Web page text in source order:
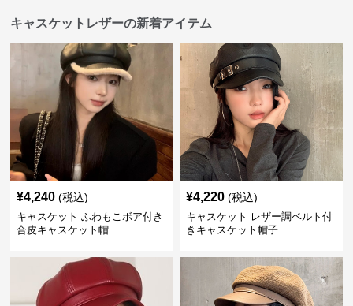
キャスケットレザーの新着アイテム
¥4,240 (税込)
キャスケット ふわもこボア付き
合皮キャスケット帽
¥4,220 (税込)
キャスケット レザー調ベルト付
きキャスケット帽子